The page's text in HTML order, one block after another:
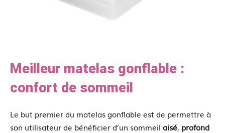
Meilleur matelas gonflable :
confort de sommeil
Le but premier du matelas gonflable est de permettre à
son utilisateur de bénéficier d’un sommeil aisé, profond